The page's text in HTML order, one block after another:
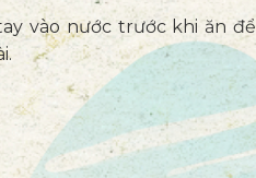
vào nước trước khi ăn để